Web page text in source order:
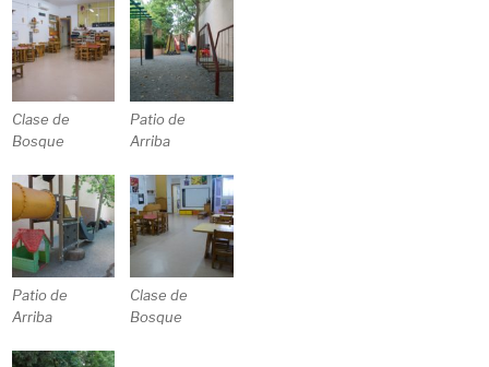
Clase de
Bosque
Patio de
Arriba
Patio de
Arriba
Clase de
Bosque